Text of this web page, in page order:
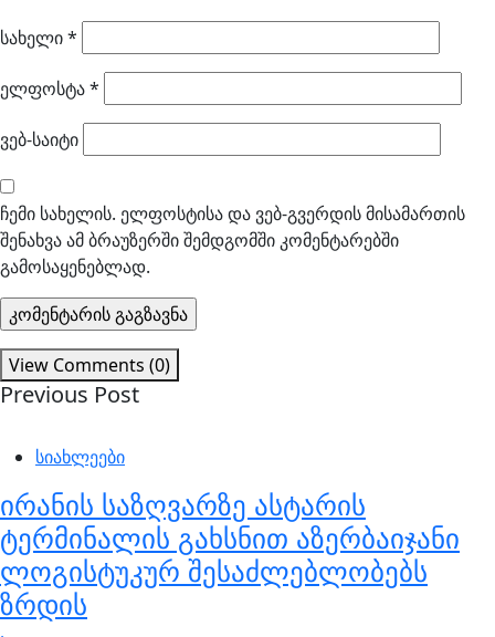
სახელი*
ელფოსტა*
ვებ-საიტი
ჩემი სახელის. ელფოსტისა და ვებ-გვერდის მისამართის
შენახვა ამ ბრაუზერში შემდგომში კომენტარებში
გამოსაყენებლად.
View Comments (0)
Previous Post
სიახლეები
ირანის საზღვარზე ასტარის
ტერმინალის გახსნით აზერბაიჯანი
ლოგისტუკურ შესაძლებლობებს
ზრდის